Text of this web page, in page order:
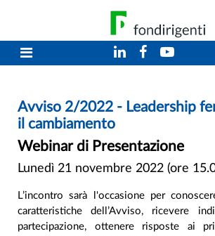
Avviso 2/2022 - Leadership
il cambiamento
Webinar di Presentazione
Lunedì 21 novembre 2022 (ore
L’incontro sarà l'occasione per
caratteristiche dell’Avviso, ricevere
partecipazione, ottenere risposte ai